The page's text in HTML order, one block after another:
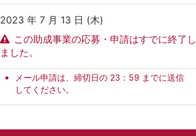
2023 年 7 月 13 日 (木)
この助成事業の応募・申請はすでに終了し
ました。
メール申請は、締切日の 23：59 までに送信
してください。